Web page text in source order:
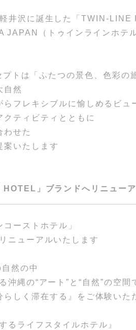
井沢に誕生した「TWIN-LINE
（トゥインラインホテ
トは「ふたつの景色、色彩の
自然
フレキシブルに愉しめるビュ
ティビティとともに
わせた
案いたします
」ブランドへリニュー
ーストホテル」
ニューアルいたします
然の中
縄の“アート”と“自然”の空間
しく滞在する』をご体験いた
るライフスタイルホテル』